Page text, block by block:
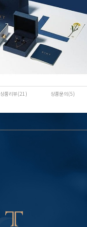
상품리뷰(21) 상품문의(5)